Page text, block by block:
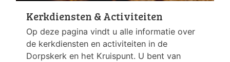
Kerkdiensten & Activiteiten
Op deze pagina vindt u alle informatie over
de kerkdiensten en activiteiten in de
Dorpskerk en het Kruispunt. U bent van